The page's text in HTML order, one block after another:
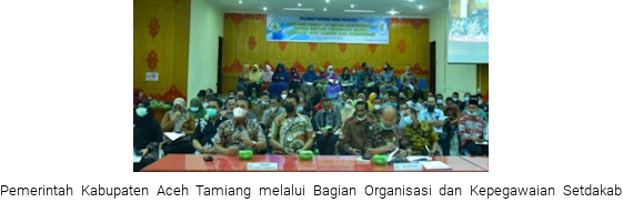
Pemerintah Kabupaten Aceh Tamiang melalui Bagian Organisasi dan Kepegawaian Setdakab